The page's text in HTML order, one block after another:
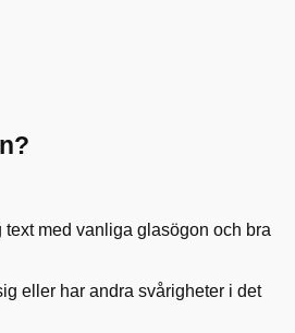
text med vanliga glasögon och bra
eller har andra svårigheter i det